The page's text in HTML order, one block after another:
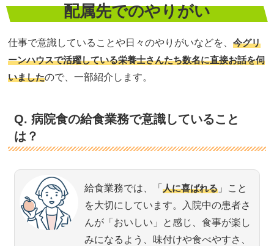
配属先でのやりがい
仕事で意識していることや日々のやりがいなどを、今グリ
ーンハウスで活躍している栄養士さんたち数名に直接お話を伺
いましたので、一部紹介します。
Q. 病院食の給食業務で意識していること
は？
給食業務では、「人に喜ばれる 」こと
を大切にしています。入院中の患者さ
んが「おいしい」と感じ、食事が楽し
みになるよう、味付けや食べやすさ、